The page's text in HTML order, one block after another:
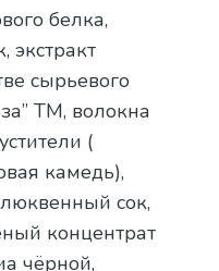
белка,
экстракт
сырьевого
ТМ, волокна
(
камедь),
сок,
концентрат
чёрной,